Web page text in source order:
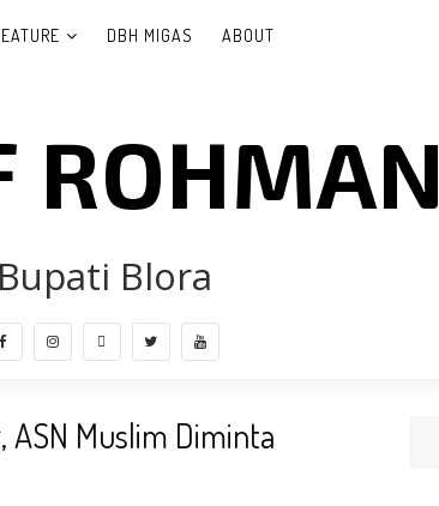
DBH MIGAS ABOUT
ROHMAN
Bupati Blora
ASN Muslim Diminta